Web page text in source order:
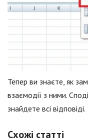
Тепер ви знаєте, як
взаємодії з ними.
знайдете всі відповіді.
Схожі статті